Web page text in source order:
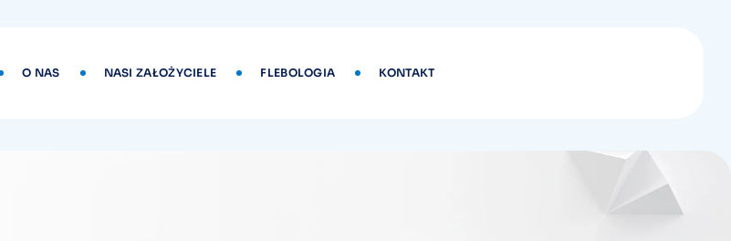
O NAS NASI ZAŁOŻYCIELE FLEBOLOGIA KONTAKT